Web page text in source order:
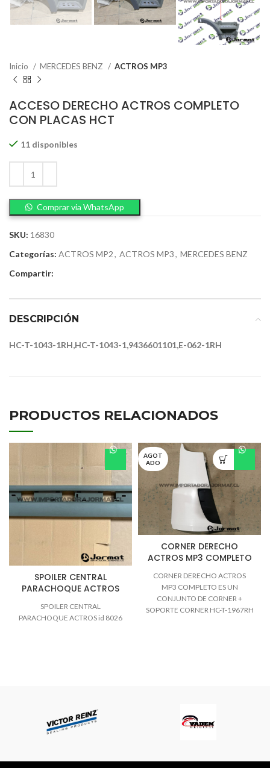
Inicio MERCEDES BENZ ACTROS MP3
ACCESO DERECHO ACTROS COMPLETO
CON PLACAS HCT
11 disponibles
Comprar via WhatsApp
SKU: 16830
Categorías: ACTROS MP2, ACTROS MP3, MERCEDES BENZ
Compartir:
DESCRIPCIÓN
HC-T-1043-1RH,HC-T-1043-1,9436601101,E-062-1RH
PRODUCTOS RELACIONADOS
SPOILER CENTRAL
PARACHOQUE ACTROS
SPOILER CENTRAL
PARACHOQUE ACTROS id 8026
AGOT
ADO
CORNER DERECHO
ACTROS MP3 COMPLETO
CORNER DERECHO ACTROS
MP3 COMPLETO ES UN
CONJUNTO DE CORNER +
SOPORTE CORNER HC-T-1967RH